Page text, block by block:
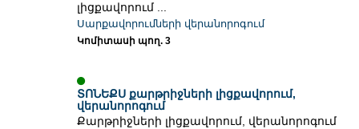
լիցքավորում ...
Սարքավորումների վերանորոգում
Կոմիտասի պող. 3
ՏՈՆԵՔՍ քարթրիջների լիցքավորում,
վերանորոգում
Քարթրիջների լիցքավորում, վերանորոգում